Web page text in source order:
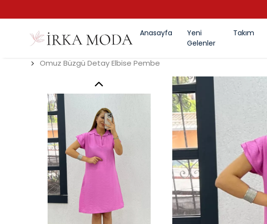
Anasayfa
Yeni
Gelenler
Takım
Omuz Büzgü Detay Elbise Pembe